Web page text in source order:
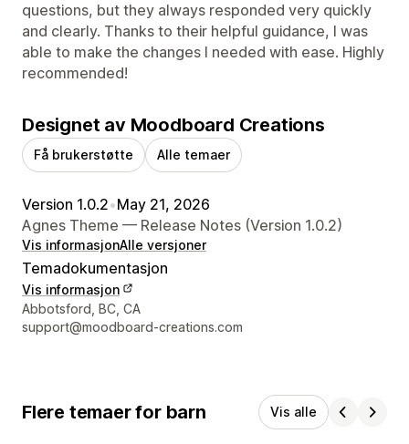
questions, but they always responded very quickly
and clearly. Thanks to their helpful guidance, I was
able to make the changes I needed with ease. Highly
recommended!
Designet av Moodboard Creations
Få brukerstøtte Alle temaer
Version 1.0.2•May 21, 2026
Agnes Theme — Release Notes (Version 1.0.2)
Vis informasjonAlle versjoner
Temadokumentasjon
Vis informasjon
Designerens kontaktinfo
Abbotsford, BC, CA
support@moodboard-creations.com
Flere temaer for barn Vis alle